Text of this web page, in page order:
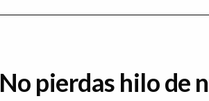
No pierdas hilo de